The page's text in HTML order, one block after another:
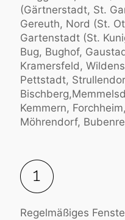
(Gärtnerstadt, St.
Gereuth, Nord (St.
Gartenstadt (St.
Bug, Bughof,
Kramersfeld,
Pettstadt,
Kemmern,
Möhrendorf,
Regelmäßiges